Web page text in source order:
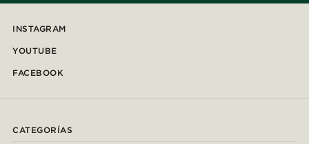
INSTAGRAM
YOUTUBE
FACEBOOK
CATEGORÍAS